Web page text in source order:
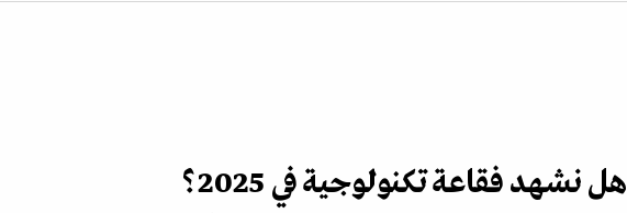
هل نشهد فقاعة تكنولوجية في 2025؟